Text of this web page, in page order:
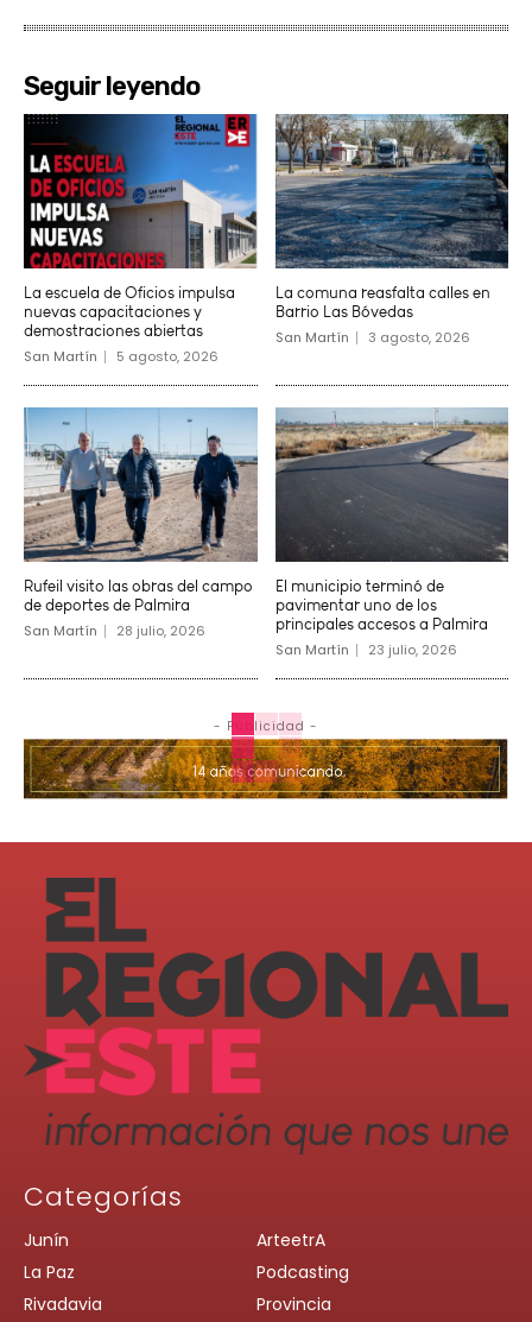
Seguir leyendo
La escuela de Oficios impulsa
nuevas capacitaciones y
demostraciones abiertas
San Martín 5 agosto, 2026
La comuna reasfalta calles en
Barrio Las Bóvedas
San Martín 3 agosto, 2026
Rufeil visito las obras del campo
de deportes de Palmira
San Martín 28 julio, 2026
El municipio terminó de
pavimentar uno de los
principales accesos a Palmira
San Martín 23 julio, 2026
- Publicidad -
Categorías
Junín
La Paz
Rivadavia
ArteetrA
Podcasting
Provincia